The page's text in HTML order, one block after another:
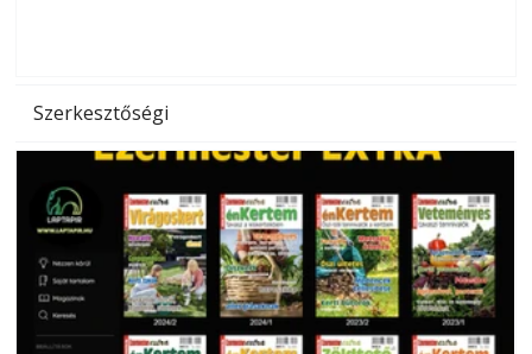
Szerkesztőségi